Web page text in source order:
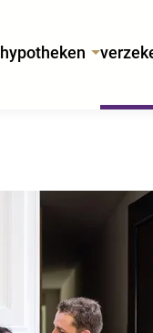
hypotheken